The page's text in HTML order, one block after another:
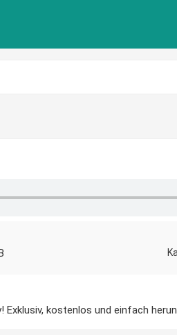
kostenlos und einfach